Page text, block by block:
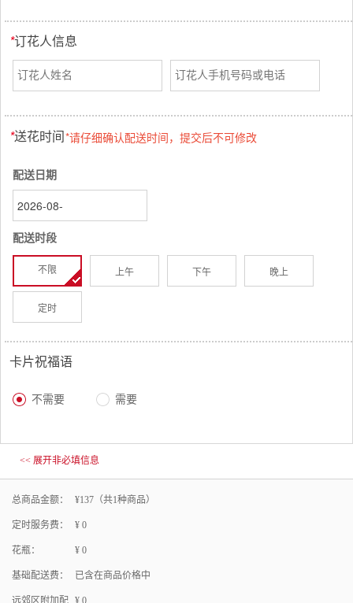
*订花人信息
*送花时间*请仔细确认配送时间，提交后不可修改
配送日期
配送时段
不限 上午 下午 晚上
定时
卡片祝福语
不需要 需要
<< 展开非必填信息
总商品金额： ¥137 （共1种商品）
定时服务费： ¥ 0
花瓶： ¥ 0
基础配送费： 已含在商品价格中
远郊区附加配 ¥ 0